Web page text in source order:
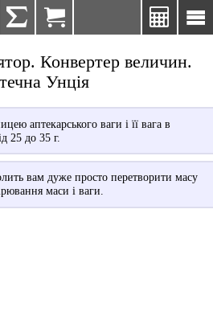


 
Конвертер величин.
Унція
аптекарського ваги і її вага в
25 до 35 г.
вам дуже просто перетворити масу
маси і ваги.